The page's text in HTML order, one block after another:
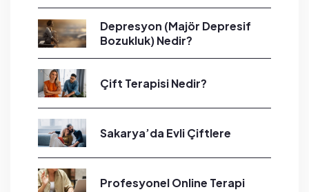
Depresyon (Majör Depresif
Bozukluk) Nedir?
Çift Terapisi Nedir?
Sakarya’da Evli Çiftlere
Profesyonel Online Terapi